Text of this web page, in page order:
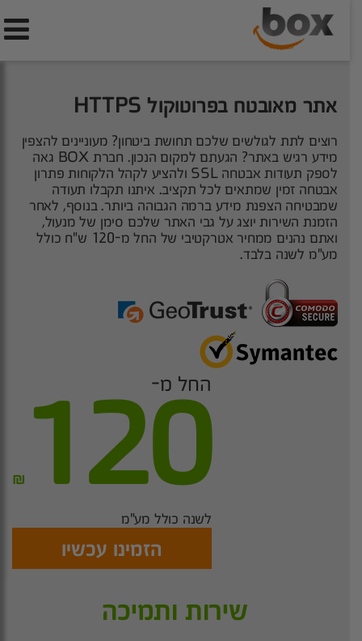
תעודות אבטחה SSL
אתר מאובטח בפרוטוקול HTTPS
רוצים לתת לגולשים שלכם תחושת ביטחון? מעוניינים להצפין
מידע רגיש באתר? הגעתם למקום הנכון. חברת BOX גאה
לספק תעודות אבטחה SSL ולהציע לקהל הלקוחות פתרון
אבטחה זמין שמתאים לכל תקציב. איתנו תקבלו תעודה
שמבטיחה הצפנת מידע ברמה הגבוהה ביותר. בנוסף, לאחר
הזמנת השירות יוצג על גבי האתר שלכם סימן של מנעול,
ואתם נהנים ממחיר אטרקטיבי של החל מ-120 ש"ח כולל
מע"מ לשנה בלבד.
החל מ-
₪120
לשנה כולל מע"מ
הזמינו עכשיו
שירות ותמיכה